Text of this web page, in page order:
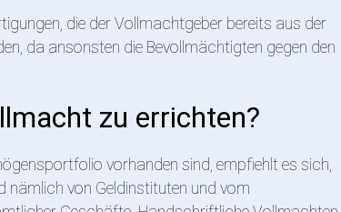
die der Vollmachtgeber bereits aus der
da ansonsten die Bevollmächtigten gegen den
zu errichten?
vorhanden sind, empfiehlt es sich,
nämlich von Geldinstituten und vom